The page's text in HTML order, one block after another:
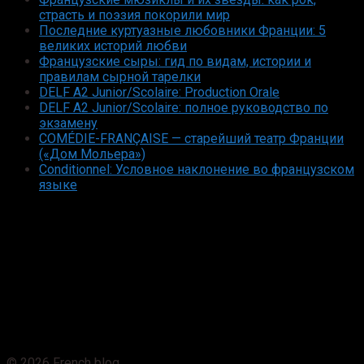
страсть и поэзия покорили мир
Последние куртуазные любовники Франции: 5
великих историй любви
Французские сыры: гид по видам, истории и
правилам сырной тарелки
DELF A2 Junior/Scolaire: Production Orale
DELF A2 Junior/Scolaire: полное руководство по
экзамену
COMÉDIE-FRANÇAISE — старейший театр Франции
(«Дом Мольера»)
Conditionnel: Условное наклонение во французском
языке